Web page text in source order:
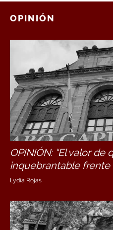
OPINIÓN
OPINIÓN: “El valor
inquebrantable frente
Lydia Rojas